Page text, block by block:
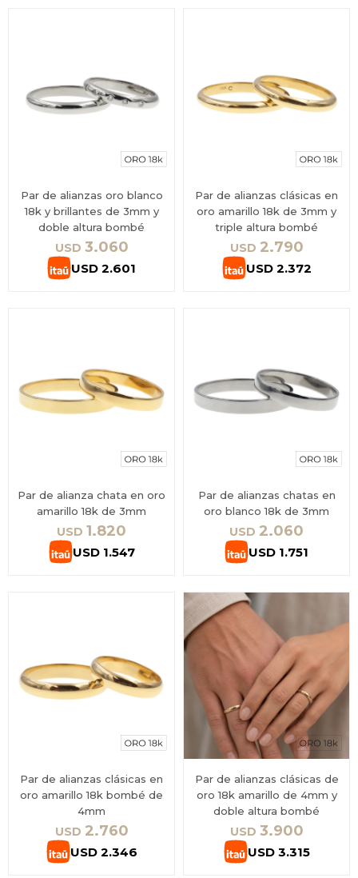
Par de alianzas oro blanco
18k y brillantes de 3mm y
doble altura bombé
USD 3.060
USD 2.601
Par de alianzas clásicas en
oro amarillo 18k de 3mm y
triple altura bombé
USD 2.790
USD 2.372
Par de alianza chata en oro
amarillo 18k de 3mm
USD 1.820
USD 1.547
Par de alianzas chatas en
oro blanco 18k de 3mm
USD 2.060
USD 1.751
Par de alianzas clásicas en
oro amarillo 18k bombé de
4mm
USD 2.760
USD 2.346
Par de alianzas clásicas de
oro 18k amarillo de 4mm y
doble altura bombé
USD 3.900
USD 3.315